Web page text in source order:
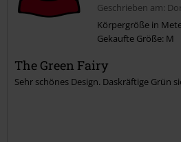
Geschrieben am:
Körpergröße in
Gekaufte Größe: M
The Green Fairy
Sehr schönes Design. Daskräftige Grün